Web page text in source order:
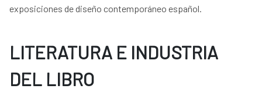
exposiciones de diseño contemporáneo español.
LITERATURA E INDUSTRIA
DEL LIBRO